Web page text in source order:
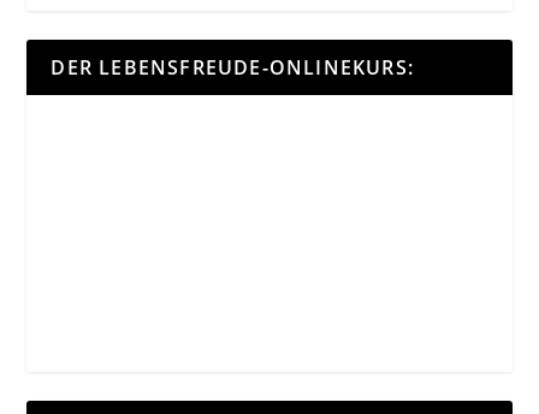
DER LEBENSFREUDE-ONLINEKURS: